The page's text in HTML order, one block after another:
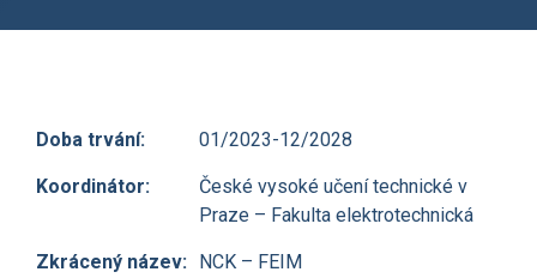
Doba trvání: 01/2023-12/2028
Koordinátor:
České vysoké učení technické v
Praze – Fakulta elektrotechnická
Zkrácený název: NCK – FEIM